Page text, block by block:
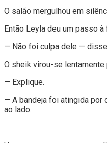
O salão mergulhou em
Então Leyla deu um passo à
— Não foi culpa dele —
O sheik virou-se lentamente
— Explique.
— A bandeja foi atingida por
ao lado.